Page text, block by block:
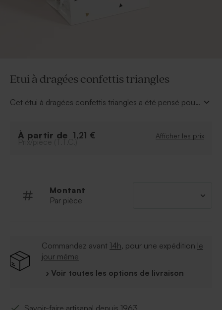
Etui à dragées confettis triangles
Cet étui à dragées confettis triangles a été pensé pour
proches. L'attache parisienne et le sachet plastique
À partir de 1,21 € Afficher les prix
Prix/pièce (T.T.C.)
Montant
Par pièce
Commandez avant 14h, pour une expédition le
jour même
› Voir toutes les options de livraison